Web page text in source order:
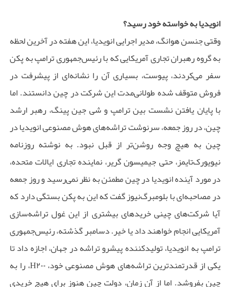
انویدیا به خواسته خود رسید؟
وقتی جنسن هوانگ، مدیر اجرایی انویدیا، این هفته در آخرین لحظه
به گروه رهبران تجاری آمریکایی که با رئیس‌جمهوری ترامپ به پکن
سفر می‌کردند، پیوست، بسیاری آن را نشانه‌ای از پیشرفت در
فروش متوقف شده طولانی‌مدت این شرکت در چین دانستند. اما
با پایان یافتن نشست بین ترامپ و شی جین پینگ، رهبر ارشد
چین، در روز جمعه، سرنوشت تراشه‌های هوش مصنوعی انویدیا در
چین به هیچ وجه روشن‌تر از قبل نبود. به نوشته روزنامه
نیویورک‌تایمز، حتی جیمیسون گریر، نماینده تجاری ایالات متحده،
در مورد آینده انویدیا در چین مطمئن به نظر نمی‌رسید و روز جمعه
در مصاحبه‌ای با بلومبرگ‌نیوز گفت که این به پکن بستگی دارد که
آیا شرکت‌های چینی خریدهای بیشتری از این غول تراشه‌سازی
آمریکایی انجام خواهند داد یا خیر. دسامبر گذشته، رئیس‌جمهوری
ترامپ به انویدیا، تولیدکننده پیشرو تراشه در جهان، اجازه داد تا
یکی از قدرتمندترین تراشه‌های هوش مصنوعی خود، H۲۰۰، را به
چین بفروشد. اما از آن زمان، دولت چین هنوز برای هیچ خریدی